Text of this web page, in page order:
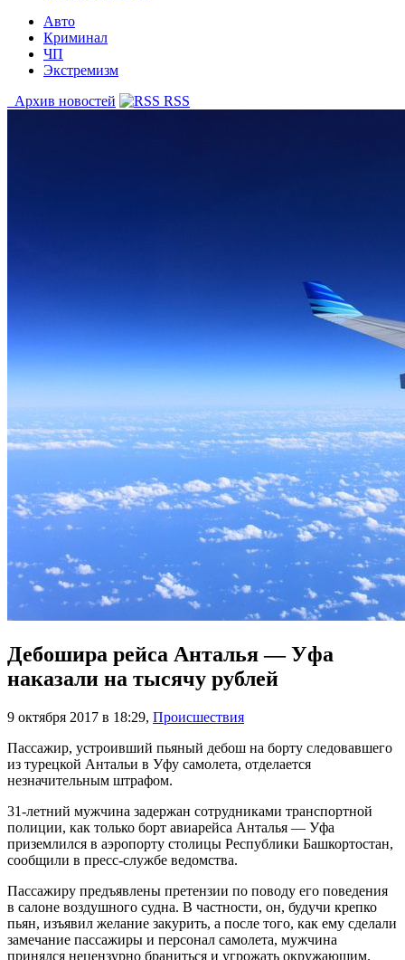
Авто
Криминал
ЧП
Экстремизм
Архив новостей
RSS
Дебошира рейса Анталья — Уфа
наказали на тысячу рублей
9 октября 2017 в 18:29, Происшествия
Пассажир, устроивший пьяный дебош на борту следовавшего
из турецкой Антальи в Уфу самолета, отделается
незначительным штрафом.
31-летний мужчина задержан сотрудниками транспортной
полиции, как только борт авиарейса Анталья — Уфа
приземлился в аэропорту столицы Республики Башкортостан,
сообщили в пресс-службе ведомства.
Пассажиру предъявлены претензии по поводу его поведения
в салоне воздушного судна. В частности, он, будучи крепко
пьян, изъявил желание закурить, а после того, как ему сделали
замечание пассажиры и персонал самолета, мужчина
принялся нецензурно браниться и угрожать окружающим.